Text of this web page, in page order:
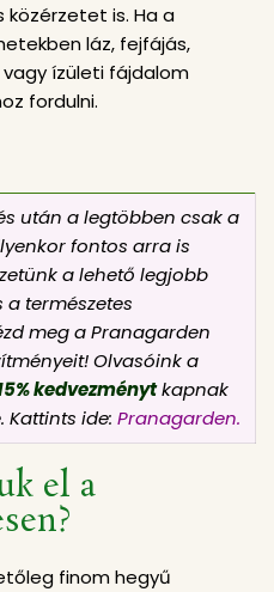
közérzetet is. Ha a
láz, fejfájás,
ízületi fájdalom
fordulni.
után a legtöbben csak a
fontos arra is
a lehető legjobb
természetes
meg a Pranagarden
Olvasóink a
kedvezménytkapnak
Kattints ide: Pranagarden.
el a
finom hegyű